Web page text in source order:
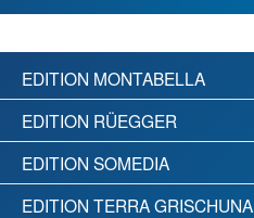
EDITION MONTABELLA
EDITION RÜEGGER
EDITION SOMEDIA
EDITION TERRA GRISCHUNA